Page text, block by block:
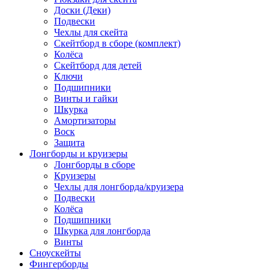
Доски (Деки)
Подвески
Чехлы для скейта
Скейтборд в сборе (комплект)
Колёса
Скейтборд для детей
Ключи
Подшипники
Винты и гайки
Шкурка
Амортизаторы
Воск
Защита
Лонгборды и круизеры
Лонгборды в сборе
Круизеры
Чехлы для лонгборда/круизера
Подвески
Колёса
Подшипники
Шкурка для лонгборда
Винты
Сноускейты
Фингерборды